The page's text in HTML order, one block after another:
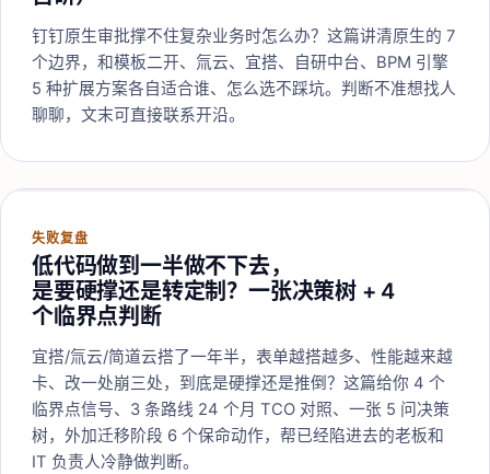
钉钉原生审批撑不住复杂业务时怎么办？这篇讲清原生的 7
个边界，和模板二开、氚云、宜搭、自研中台、BPM 引擎
5 种扩展方案各自适合谁、怎么选不踩坑。判断不准想找人
聊聊，文末可直接联系开沿。
失败复盘
低代码做到一半做不下去，
是要硬撑还是转定制？一张决策树 + 4
个临界点判断
宜搭/氚云/简道云搭了一年半，表单越搭越多、性能越来越
卡、改一处崩三处，到底是硬撑还是推倒？这篇给你 4 个
临界点信号、3 条路线 24 个月 TCO 对照、一张 5 问决策
树，外加迁移阶段 6 个保命动作，帮已经陷进去的老板和
IT 负责人冷静做判断。